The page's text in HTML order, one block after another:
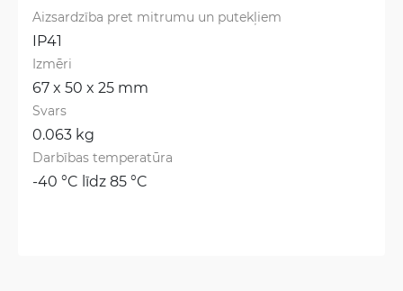
Aizsardzība pret mitrumu un putekļiem
IP41
Izmēri
67 x 50 x 25 mm
Svars
0.063 kg
Darbības temperatūra
-40 °C līdz 85 °C